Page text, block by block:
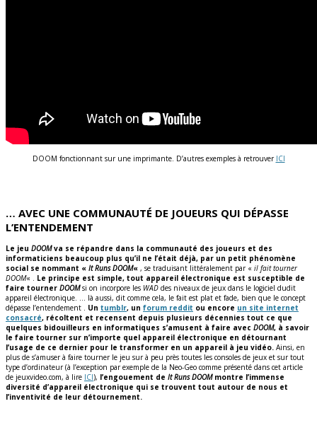
DOOM fonctionnant sur une imprimante. D’autres exemples à retrouver ICI
… AVEC UNE COMMUNAUTÉ DE JOUEURS QUI DÉPASSE
L’ENTENDEMENT
Le jeu DOOMva se répandre dans la communauté des joueurs et des
informaticiens beaucoup plus qu’il ne l’était déjà, par un petit phénomène
social se nommant « It Runs DOOM« , se traduisant littéralement par « il fait tourner
DOOM« . Le principe est simple, tout appareil électronique est susceptible de
faire tourner DOOMsi on incorpore les WAD des niveaux de jeux dans le logiciel dudit
appareil électronique. … là aussi, dit comme cela, le fait est plat et fade, bien que le concept
dépasse l’entendement . Un tumblr, un forum reddit ou encore un site internet
consacré, récoltent et recensent depuis plusieurs décennies tout ce que
quelques bidouilleurs en informatiques s’amusent à faire avec DOOM, à savoir
le faire tourner sur n’importe quel appareil électronique en détournant
l’usage de ce dernier pour le transformer en un appareil à jeu vidéo. Ainsi, en
plus de s’amuser à faire tourner le jeu sur à peu près toutes les consoles de jeux et sur tout
type d’ordinateur (à l’exception par exemple de la Neo-Geo comme présenté dans cet article
de jeuxvideo.com, à lire ICI), l’engouement de It Runs DOOMmontre l’immense
diversité d’appareil électronique qui se trouvent tout autour de nous et
l’inventivité de leur détournement.